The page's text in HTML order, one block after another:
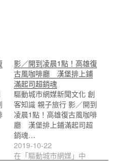
影／開到凌晨1點！高雄復
古風咖啡廳 漢堡排上鋪
滿起司超銷魂
驅動城市網媒新聞文化 創
客知識 親子旅行 影／開到
凌晨1點！高雄復古風咖啡
廳 漢堡排上鋪滿起司超
銷魂…
2019-10-22
在「驅動城市網媒」中